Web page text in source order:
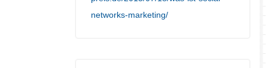
networks-marketing/